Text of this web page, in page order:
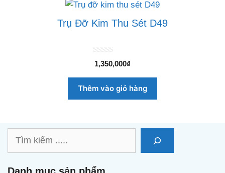
Trụ Đỡ Kim Thu Sét D49
0
n
à
1,350,000₫
Thêm vào giỏ hàng
Tìm